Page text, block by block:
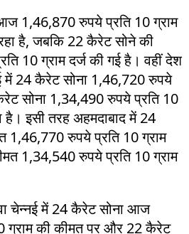
1,46,870 रुपये प्रति 10 ग्राम
है, जबकि 22 कैरेट सोने की
10 ग्राम दर्ज की गई है। वहीं देश
में 24 कैरेट सोना 1,46,720 रुपये
सोना 1,34,490 रुपये प्रति 10
है। इसी तरह अहमदाबाद में 24
1,46,770 रुपये प्रति 10 ग्राम
1,34,540 रुपये प्रति 10 ग्राम
चेन्नई में 24 कैरेट सोना आज
ग्राम की कीमत पर और 22 कैरेट